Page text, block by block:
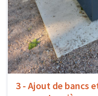
3 - Ajout de bancs